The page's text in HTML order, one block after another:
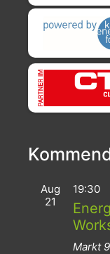
Aug
21
19:30
Markt